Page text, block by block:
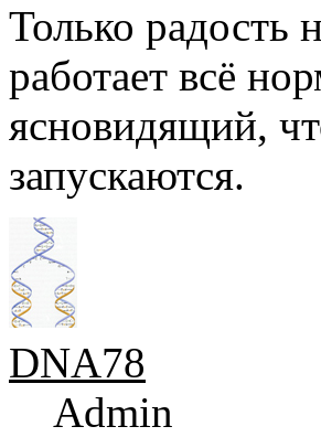
Только радость
работает всё
ясновидящий,
запускаются.
DNA78
Admin